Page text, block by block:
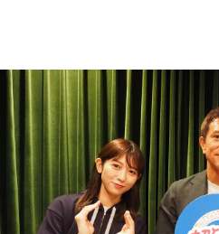
イベント・グッズ
YouTube
会社情報